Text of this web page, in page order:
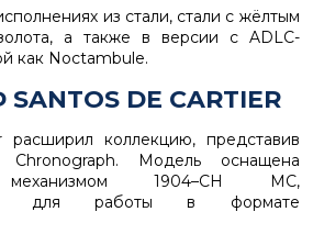
из стали, стали с жёлтым
а также в версии с ADLC-
как Noctambule.
DE CARTIER
коллекцию, представив
. Модель оснащена
механизмом1904–CH MC,
для работы в формате